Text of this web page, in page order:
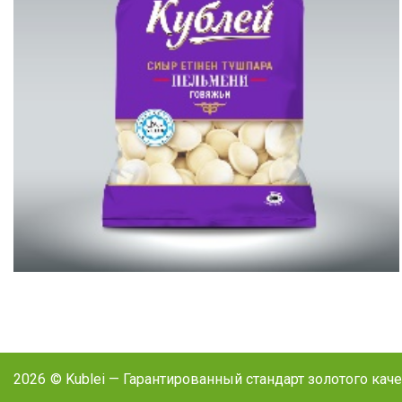
2026 © Kublei — Гарантированный стандарт золотого